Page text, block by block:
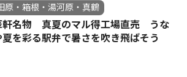
原・箱根・湯河原・真鶴
軒名物 真夏のマル得工場直売 うな
夏を彩る駅弁で暑さを吹き飛ばそう